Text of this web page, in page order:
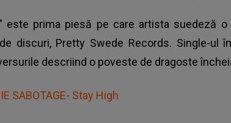
" este prima piesă pe care artista suedeză o
discuri, Pretty Swede Records. Single-ul
descriind o poveste de dragoste
SABOTAGE- Stay High